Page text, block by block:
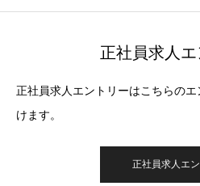
正社員求人
正社員求人エントリーはこちらの
けます。
正社員求人エ